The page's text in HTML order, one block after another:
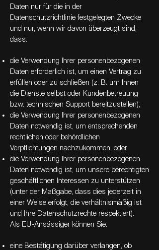
Daten nur für die in der
Datenschutzrichtlinie festgelegten Zwecke
und nur, wenn wir davon überzeugt sind,
dass:
die Verwendung Ihrer personenbezogenen
Daten erforderlich ist, um einen Vertrag zu
erfüllen oder zu schließen (z. B. um Ihnen
die Dienste selbst oder Kundenbetreuung
bzw. technischen Support bereitzustellen);
die Verwendung Ihrer personenbezogenen
Daten notwendig ist, um entsprechenden
rechtlichen oder behördlichen
Verpflichtungen nachzukommen, oder
die Verwendung Ihrer personenbezogenen
Daten notwendig ist, um unsere berechtigten
geschäftlichen Interessen zu unterstützen
(unter der Maßgabe, dass dies jederzeit in
einer Weise erfolgt, die verhältnismäßig ist
und Ihre Datenschutzrechte respektiert).
Als EU-Ansässiger können Sie:
eine Bestätigung darüber verlangen, ob